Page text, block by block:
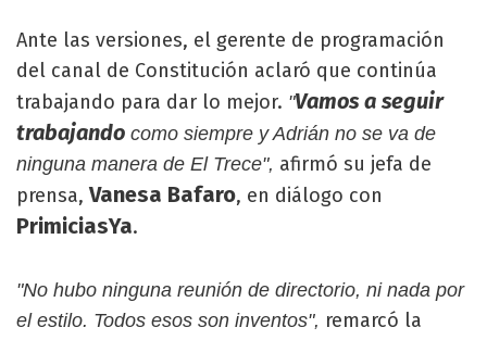
Ante las versiones, el gerente de programación
del canal de Constitución aclaró que continúa
trabajando para dar lo mejor. "Vamos a seguir
trabajando como siempre y Adrián no se va de
ninguna manera de El Trece", afirmó su jefa de
prensa, Vanesa Bafaro, en diálogo con
PrimiciasYa.
"No hubo ninguna reunión de directorio, ni nada por
el estilo. Todos esos son inventos", remarcó la